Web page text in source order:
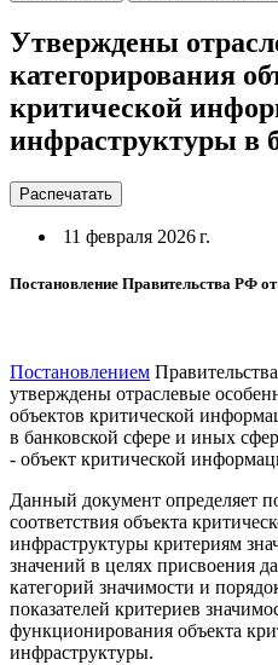
Утверждены
категорирования
критической
инфраструктуры в
Распечатать
11 февраля 2026 г.
Постановление Правительства РФ
Постановлением
утверждены отраслевые
объектов критической
в банковской сфере и иных
- объект критической
Данный документ определяет
соответствия объекта
инфраструктуры критериям
значений в целях присвоения
категорий значимости и
показателей критериев
функционирования объекта
инфраструктуры.